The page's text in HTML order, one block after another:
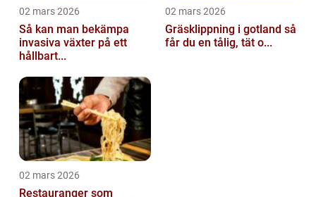
02 mars 2026
Så kan man bekämpa
invasiva växter på ett
hållbart...
02 mars 2026
Gräsklippning i gotland så
får du en tålig, tät o...
02 mars 2026
Restauranger som